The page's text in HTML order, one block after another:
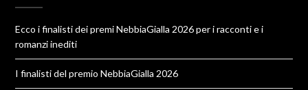
Ecco i finalisti dei premi NebbiaGialla 2026 per i racconti e i
romanzi inediti
I finalisti del premio NebbiaGialla 2026